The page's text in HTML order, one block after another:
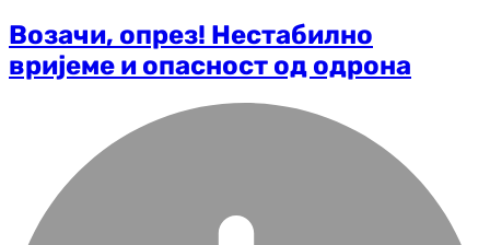
Возачи, опрез! Нестабилно
вријеме и опасност од одрона